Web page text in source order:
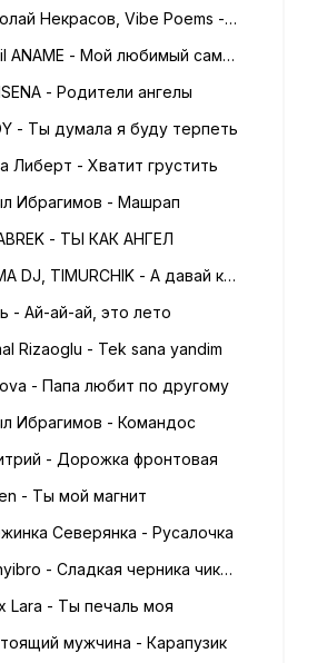
Николай Некрасов, Vibe Poems - Русь
Radil ANAME - Мой любимый самый красивый
- Родители ангелы
- Ты думала я буду терпеть
Либерт - Хватит грустить
Ибрагимов - Машрап
- ТЫ КАК АНГЕЛ
ROMA DJ, TIMURCHIK - А давай кружитись в танці
- Ай-ай-ай, это лето
Rizaoglu - Tek sana yandim
- Папа любит по другому
Ибрагимов - Командос
- Дорожка фронтовая
- Ты мой магнит
Северянка - Русалочка
Nichyibro - Сладкая черника чика чика
Lara - Ты печаль моя
мужчина - Карапузик